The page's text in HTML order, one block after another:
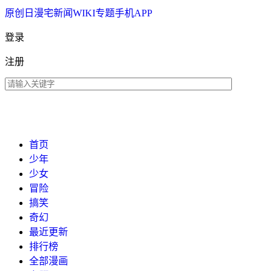
原创 日漫宅新闻WIKI专题手机APP
登录
注册
首页
少年
少女
冒险
搞笑
奇幻
最近更新
排行榜
全部漫画